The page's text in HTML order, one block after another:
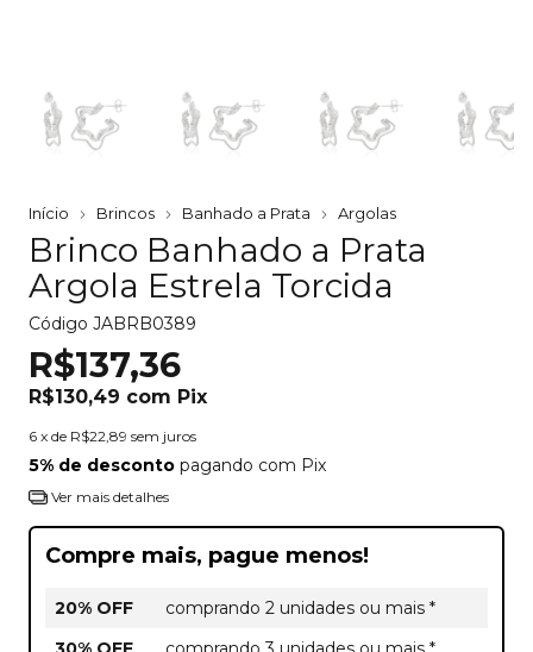
Início Brincos Banhado a Prata Argolas
Brinco Banhado a Prata
Argola Estrela Torcida
Código JABRB0389
R$137,36
R$130,49 com Pix
6 x de R$22,89 sem juros
5% de desconto pagando com Pix
Ver mais detalhes
Compre mais, pague menos!
20% OFF
comprando 2 unidades ou mais *